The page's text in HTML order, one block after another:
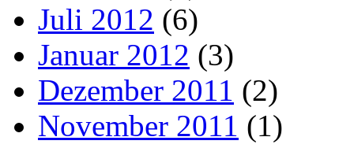
Juli 2012 (6)
Januar 2012 (3)
Dezember 2011 (2)
November 2011 (1)